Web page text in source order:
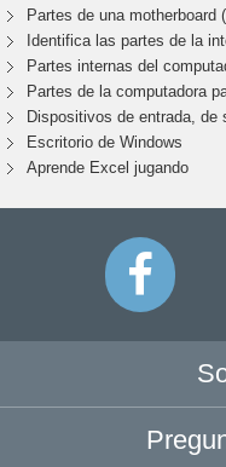
Partes de una motherboard
Identifica las partes de la
Partes internas del
Partes de la computadora
Dispositivos de entrada, de
Escritorio de Windows
Aprende Excel jugando